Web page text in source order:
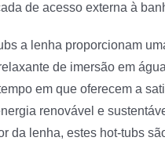
de acesso externa à
a lenha proporcionam
de imersão em
em que oferecem a
renovável e
da lenha, estes hot-tubs